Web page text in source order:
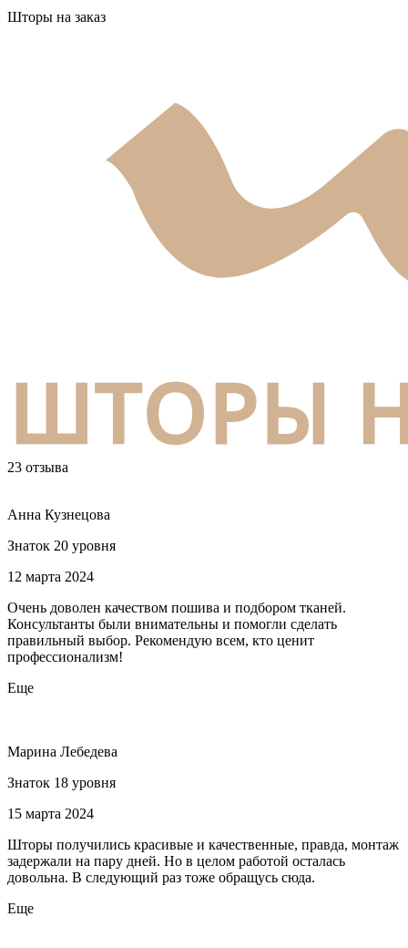
Шторы на заказ
23 отзыва
Анна Кузнецова
Знаток 20 уровня
12 марта 2024
Очень доволен качеством пошива и подбором тканей.
Консультанты были внимательны и помогли сделать
правильный выбор. Рекомендую всем, кто ценит
профессионализм!
Еще
Марина Лебедева
Знаток 18 уровня
15 марта 2024
Шторы получились красивые и качественные, правда, монтаж
задержали на пару дней. Но в целом работой осталась
довольна. В следующий раз тоже обращусь сюда.
Еще